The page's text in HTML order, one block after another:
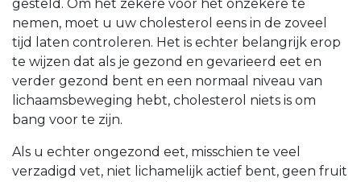
gesteld. Om het zekere voor het onzekere te
nemen, moet u uw cholesterol eens in de zoveel
tijd laten controleren. Het is echter belangrijk erop
te wijzen dat als je gezond en gevarieerd eet en
verder gezond bent en een normaal niveau van
lichaamsbeweging hebt, cholesterol niets is om
bang voor te zijn.
Als u echter ongezond eet, misschien te veel
verzadigd vet, niet lichamelijk actief bent, geen fruit